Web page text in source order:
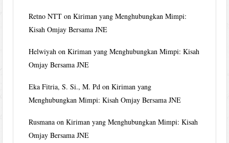
Retno NTT onKiriman yang Menghubungkan Mimpi:
Kisah Omjay Bersama JNE
Helwiyah onKiriman yang Menghubungkan Mimpi: Kisah
Omjay Bersama JNE
Eka Fitria, S. Si., M. Pd onKiriman yang
Menghubungkan Mimpi: Kisah Omjay Bersama JNE
Rusmana onKiriman yang Menghubungkan Mimpi: Kisah
Omjay Bersama JNE